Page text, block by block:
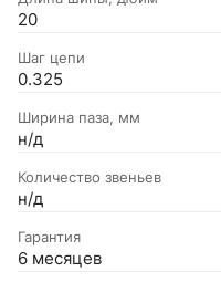
20
Шаг цепи
0.325
Ширина паза, мм
н/д
Количество звеньев
н/д
Гарантия
6 месяцев